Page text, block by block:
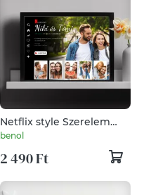
Netflix style Szerelem
Poster
benol
2 490 Ft